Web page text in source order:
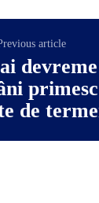
article
de